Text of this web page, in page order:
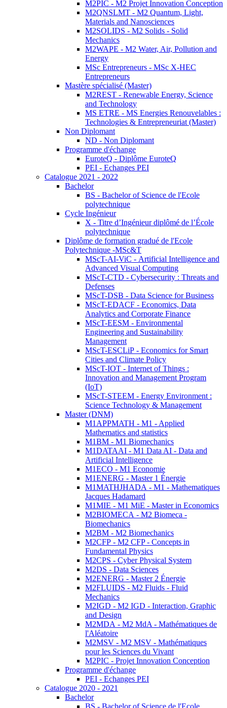
M2PIC - M2 Projet Innovation Conception
M2QNSLMT - M2 Quantum, Light,
Materials and Nanosciences
M2SOLIDS - M2 Solids - Solid
Mechanics
M2WAPE - M2 Water, Air, Pollution and
Energy
MSc Entrepreneurs - MSc X-HEC
Entrepreneurs
Mastère spécialisé (Master)
M2REST - Renewable Energy, Science
and Technology
MS ETRE - MS Energies Renouvelables :
Technologies & Entrepreneuriat (Master)
Non Diplomant
ND - Non Diplomant
Programme d'échange
EuroteQ - Diplôme EuroteQ
PEI - Echanges PEI
Catalogue 2021 - 2022
Bachelor
BS - Bachelor of Science de l'Ecole
polytechnique
Cycle Ingénieur
X - Titre d’Ingénieur diplômé de l’École
polytechnique
Diplôme de formation gradué de l'Ecole
Polytechnique -MSc&T
MScT-AI-ViC - Artificial Intelligence and
Advanced Visual Computing
MScT-CTD - Cybersecurity : Threats and
Defenses
MScT-DSB - Data Science for Business
MScT-EDACF - Economics, Data
Analytics and Corporate Finance
MScT-EESM - Environmental
Engineering and Sustainability
Management
MScT-ESCLiP - Economics for Smart
Cities and Climate Policy
MScT-IOT - Internet of Things :
Innovation and Management Program
(IoT)
MScT-STEEM - Energy Environment :
Science Technology & Management
Master (DNM)
M1APPMATH - M1 - Applied
Mathematics and statistics
M1BM - M1 Biomechanics
M1DATAAI - M1 Data AI - Data and
Artificial Intelligence
M1ECO - M1 Economie
M1ENERG - Master 1 Énergie
M1MATHJHADA - M1 - Mathematiques
Jacques Hadamard
M1MIE - M1 MiE - Master in Economics
M2BIOMECA - M2 Biomeca -
Biomechanics
M2BM - M2 Biomechanics
M2CFP - M2 CFP - Concepts in
Fundamental Physics
M2CPS - Cyber Physical System
M2DS - Data Sciences
M2ENERG - Master 2 Énergie
M2FLUIDS - M2 Fluids - Fluid
Mechanics
M2IGD - M2 IGD - Interaction, Graphic
and Design
M2MDA - M2 MdA - Mathématiques de
l'Aléatoire
M2MSV - M2 MSV - Mathématiques
pour les Sciences du Vivant
M2PIC - Projet Innovation Conception
Programme d'échange
PEI - Echanges PEI
Catalogue 2020 - 2021
Bachelor
BS - Bachelor of Science de l'Ecole